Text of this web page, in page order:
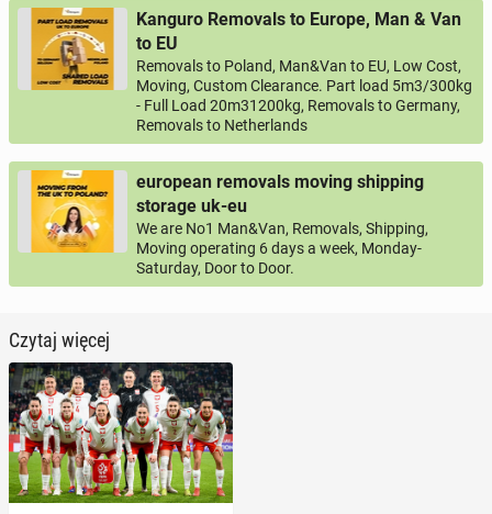
Kanguro Removals to Europe, Man & Van
to EU
Removals to Poland, Man&Van to EU, Low Cost,
Moving, Custom Clearance. Part load 5m3/300kg
- Full Load 20m31200kg, Removals to Germany,
Removals to Netherlands
european removals moving shipping
storage uk-eu
We are No1 Man&Van, Removals, Shipping,
Moving operating 6 days a week, Monday-
Saturday, Door to Door.
Czytaj więcej